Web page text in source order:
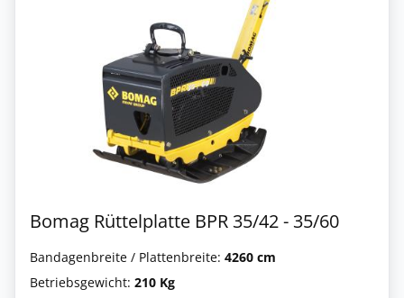
Bomag Rüttelplatte BPR 35/42 - 35/60
Bandagenbreite / Plattenbreite: 4260 cm
Betriebsgewicht: 210 Kg